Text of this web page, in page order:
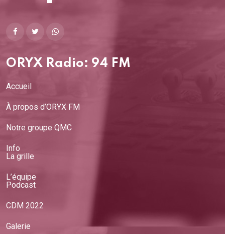
son esprit
18/02/2026
qui vous permet de
rester debout,
ORYX Radio: 94 FM
Accueil
À propos d’ORYX FM
Notre groupe QMC
Info
La grille
L’équipe
Podcast
CDM 2022
Galerie